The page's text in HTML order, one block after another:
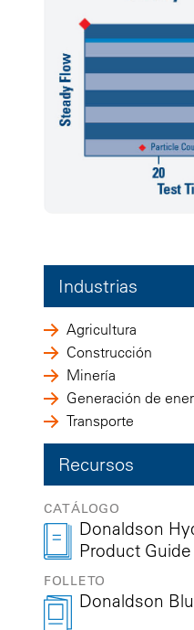
Industrias
Agricultura
Construcción
Minería
Generación de
Transporte
Recursos
CATÁLOGO
Donaldson
Product Guide
FOLLETO
Donaldson